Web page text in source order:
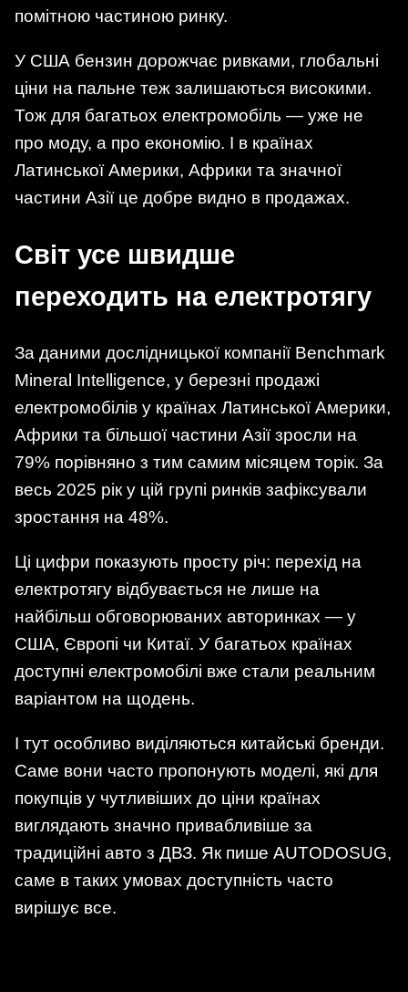
помітною частиною ринку.
У США бензин дорожчає ривками, глобальні
ціни на пальне теж залишаються високими.
Тож для багатьох електромобіль — уже не
про моду, а про економію. І в країнах
Латинської Америки, Африки та значної
частини Азії це добре видно в продажах.
Світ усе швидше
переходить на електротягу
За даними дослідницької компанії Benchmark
Mineral Intelligence, у березні продажі
електромобілів у країнах Латинської Америки,
Африки та більшої частини Азії зросли на
79% порівняно з тим самим місяцем торік. За
весь 2025 рік у цій групі ринків зафіксували
зростання на 48%.
Ці цифри показують просту річ: перехід на
електротягу відбувається не лише на
найбільш обговорюваних авторинках — у
США, Європі чи Китаї. У багатьох країнах
доступні електромобілі вже стали реальним
варіантом на щодень.
І тут особливо виділяються китайські бренди.
Саме вони часто пропонують моделі, які для
покупців у чутливіших до ціни країнах
виглядають значно привабливіше за
традиційні авто з ДВЗ. Як пише AUTODOSUG,
саме в таких умовах доступність часто
вирішує все.